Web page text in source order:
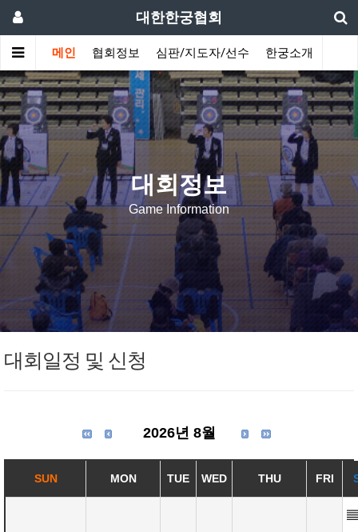
대한한궁협회
메인 협회정보 심판/지도자/선수 한궁소개
대회정보
Game Information
대회일정 및 신청
2026년 8월
SUN MON TUE WED THU FRI
▤